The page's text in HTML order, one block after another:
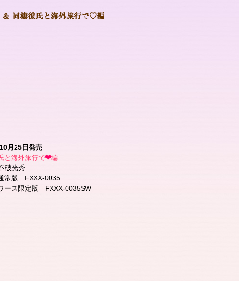
月25日発売
と海外旅行で
編
破光秀
常版 FXXX-0035
ース限定版 FXXX-0035SW